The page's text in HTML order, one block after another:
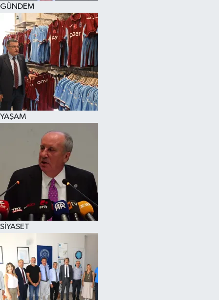
GÜNDEM
YAŞAM
SİYASET
SPOR
KÜLTÜR SANAT
FRAGMANLAR